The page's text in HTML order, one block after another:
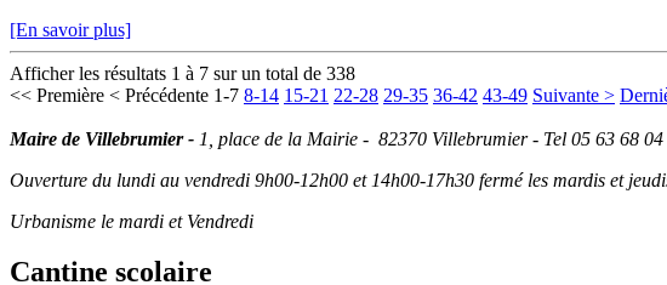
[En savoir plus]
Afficher les résultats 1 à 7 sur un total de 338
<< Première < Précédente 1-7 8-14 15-21 22-28 29-35 36-42 43-49 Suivante >
Maire de Villebrumier - 1, place de la Mairie - 82370 Villebrumier - Tel 05 63 68
Ouverture du lundi au vendredi 9h00-12h00 et 14h00-17h30 fermé les mardis et
Urbanisme le mardi et Vendredi
Cantine scolaire